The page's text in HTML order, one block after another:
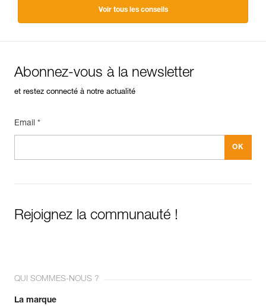
Voir tous les conseils
Abonnez-vous à la newsletter
et restez connecté à notre actualité
Email *
Rejoignez la communauté !
QUI SOMMES-NOUS ?
La marque